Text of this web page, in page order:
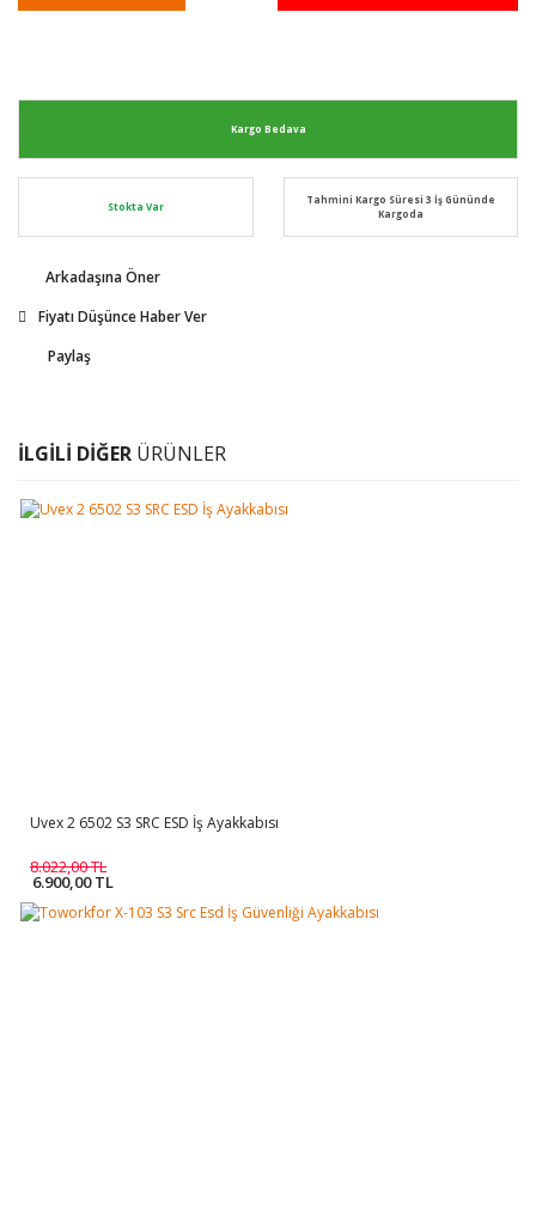
Kargo Bedava
Stokta Var
Tahmini Kargo Süresi 3 İş Gününde
Kargoda
Arkadaşına Öner
Fiyatı Düşünce Haber Ver
Paylaş
İLGİLİ DİĞER ÜRÜNLER
Uvex 2 6502 S3 SRC ESD İş Ayakkabısı
8.022,00 TL
6.900,00 TL